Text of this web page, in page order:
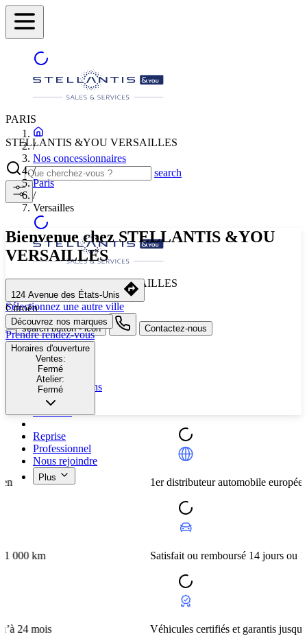
PARIS
STELLANTIS &YOU VERSAILLES
search
STELLANTIS &YOU VERSAILLES
Sélectionnez une autre ville
search button - icon Contactez-nous
Neuf
Occasion
Nos promotions
Nos marques
Reprise
Professionnel
Nous rejoindre
Plus
/
Nos concessionnaires
/
Paris
/
Versailles
Bienvenue chez STELLANTIS &YOU
VERSAILLES
124 Avenue des États-Unis
Citroën
Découvrez nos marques
Prendre rendez-vous
Horaires d'ouverture
Ventes:
Fermé
Atelier:
Fermé
1er distributeur automobile européen
Satisfait ou remboursé 14 jours ou 1 000 km
Véhicules certifiés et garantis jusqu’à 24 mois